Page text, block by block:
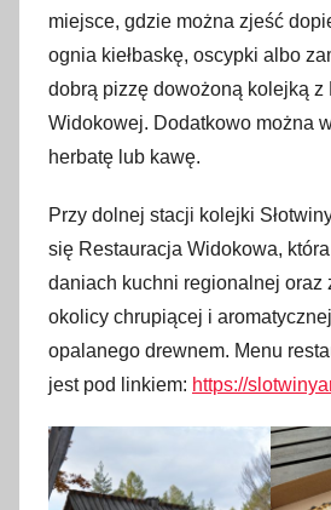
miejsce, gdzie można zjeść
ognia kiełbaskę, oscypki albo
dobrą pizzę dowożoną kolejką z
Widokowej. Dodatkowo można
herbatę lub kawę.
Przy dolnej stacji kolejki
się Restauracja Widokowa,
daniach kuchni regionalnej oraz
okolicy chrupiącej i
opalanego drewnem. Menu
jest pod linkiem: https://